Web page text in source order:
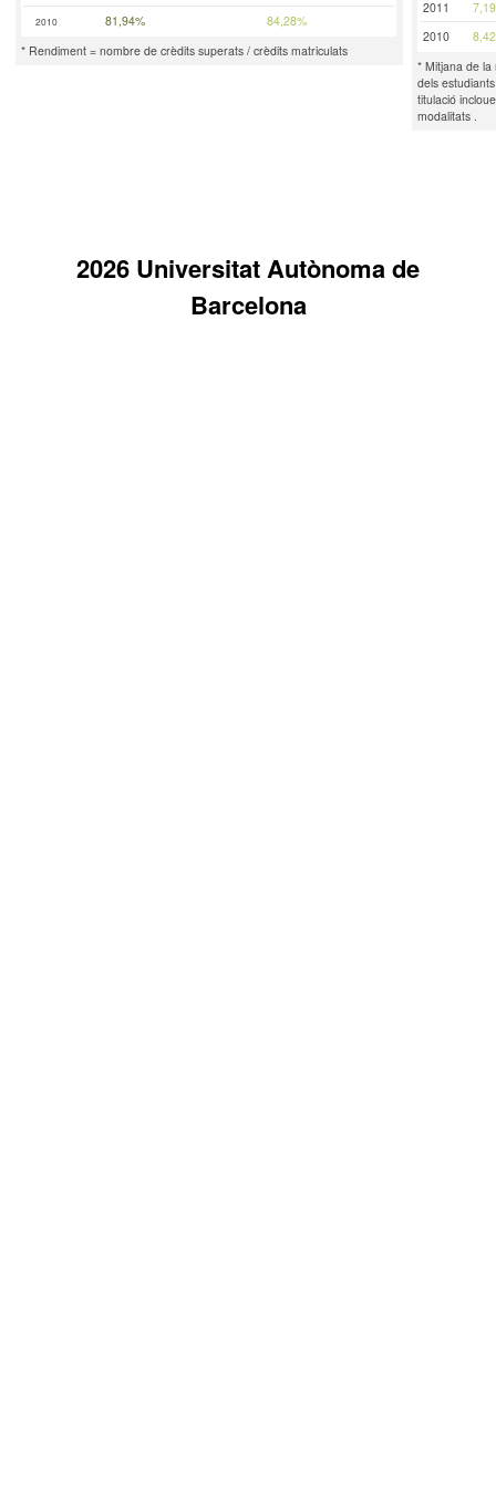
2011
7,19
2010
8,42
* Mitjana de
dels
titulació
modalitats .
2010 81,94%
84,28%
* Rendiment = nombre de crèdits superats / crèdits matriculats
2026 Universitat Autònoma de
Barcelona